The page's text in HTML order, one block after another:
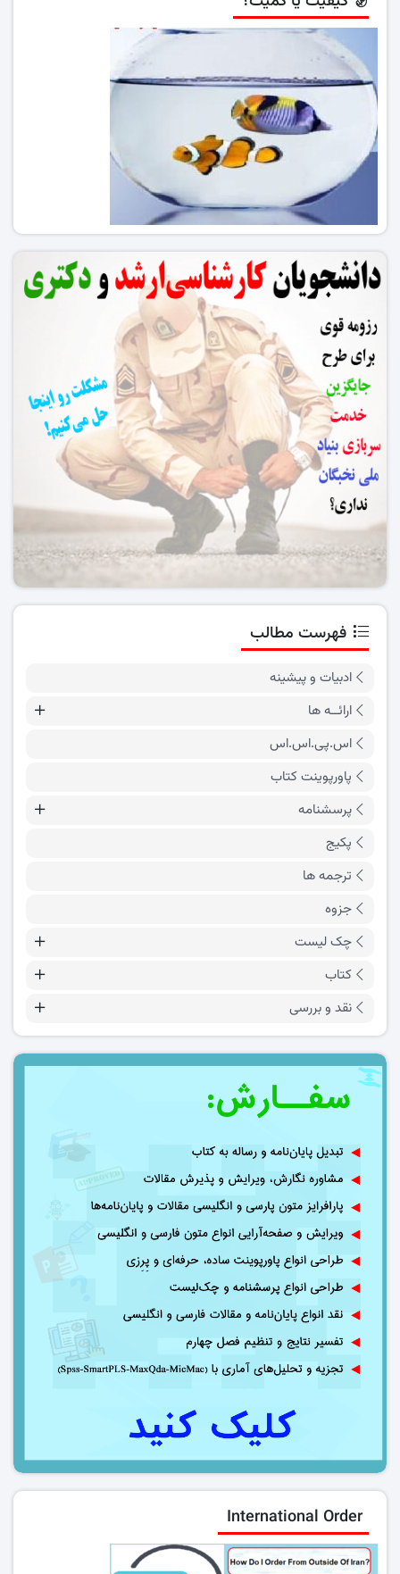
فهرست مطالب
ادبیات و پیشینه
ارائــه ها
اس.پی.اس.اس
پاورپوینت کتاب
پرسشنامه
پکیج
ترجمه ها
جزوه
چک لیست
کتاب
نقد و بررسی
International Order